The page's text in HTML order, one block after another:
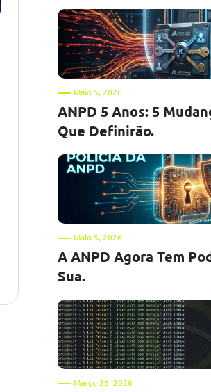
Maio 5, 2026
ANPD 5 Anos: 5
Que Definirão.
Maio 5, 2026
A ANPD Agora Tem
Sua.
Março 26, 2026